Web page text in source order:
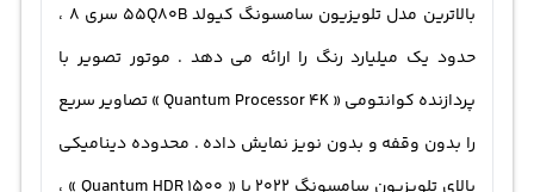
« TapView » فوق العاده است . از مشخصات تلویزیون
بالاترین مدل تلویزیون سامسونگ کیولد 55Q80B سری 8 ،
حدود یک میلیارد رنگ را ارائه می دهد . موتور تصویر با
پردازنده کوانتومی « Quantum Processor 4K » تصاویر سریع
را بدون وقفه و بدون نویز نمایش داده . محدوده دینامیکی